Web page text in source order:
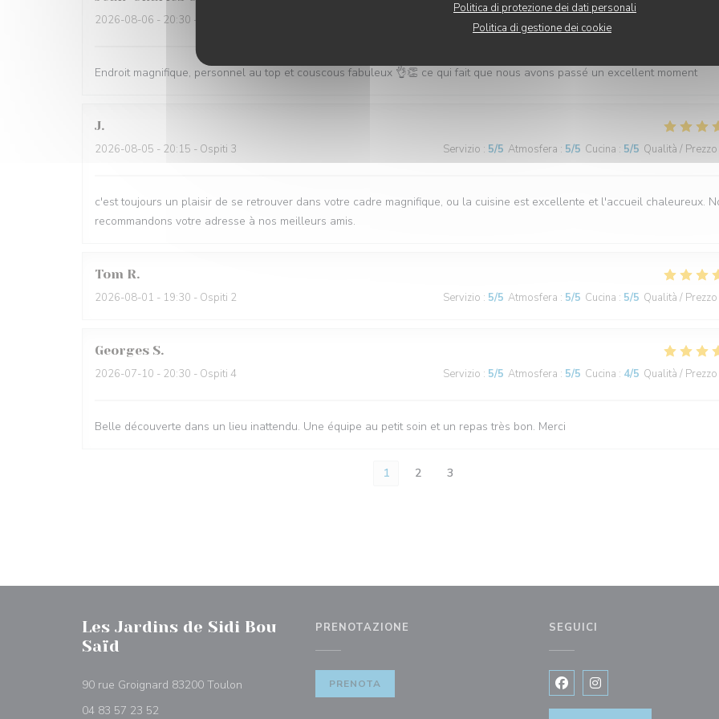
Politica di protezione dei dati personali
Politica di gestione dei cookie
2026-08-06 - 20:30 - Ospiti 2 Servizio 5 /5 Atmosfera 5 /5 Cucina
Endroit magnifique, personnel au top et couscous fabuleux 👌👏 ce qui fait que nous avons passé un excellent moment
J
2026-08-05 - 20:15 - Ospiti 3 Servizio : 5/5 Atmosfera : 5/5 Cucina : 5/5 Qualità / Prezzo
c'est toujours un plaisir de se retrouver dans votre cadre magnifique, ou la cuisine est excellente et l'accueil chaleureux.
recommandons votre adresse à nos meilleurs amis.
Tom R
2026-08-01 - 19:30 - Ospiti 2 Servizio : 5/5 Atmosfera : 5/5 Cucina : 5/5 Qualità / Prezzo
Georges S
2026-07-10 - 20:30 - Ospiti 4 Servizio : 5/5 Atmosfera : 5/5 Cucina : 4/5 Qualità / Prezzo
Belle découverte dans un lieu inattendu. Une équipe au petit soin et un repas très bon. Merci
1 2 3
Les Jardins de Sidi Bou
Saïd
90 rue Groignard 83200 Toulon ((apre una nuova finestra))
04 83 57 23 52
PRENOTAZIONE
PRENOTA
SEGUICI
Facebook ((apre una nuova
Instagram ((apre una